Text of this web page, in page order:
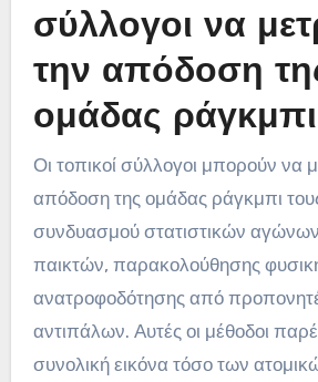
σύλλογοι να
την απόδοση
ομάδας
Οι τοπικοί σύλλογοι μπορούν να
απόδοση της ομάδας ράγκμπι
συνδυασμού στατιστικών
παικτών, παρακολούθησης
ανατροφοδότησης από
αντιπάλων. Αυτές οι μέθοδοι
συνολική εικόνα τόσο των